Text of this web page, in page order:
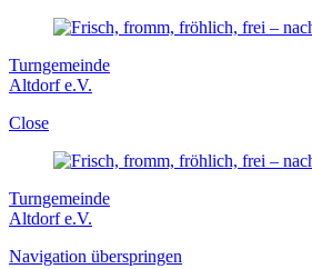
Turngemeinde
Altdorf e.V.
Close
Turngemeinde
Altdorf e.V.
Navigation überspringen